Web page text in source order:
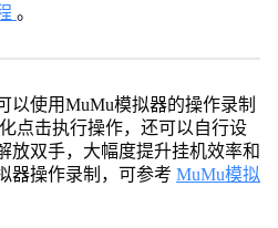
。
以使用MuMu模拟器的操作录制
点击执行操作，还可以自行设
放双手，大幅度提升挂机效率和
器操作录制，可参考 MuMu模拟